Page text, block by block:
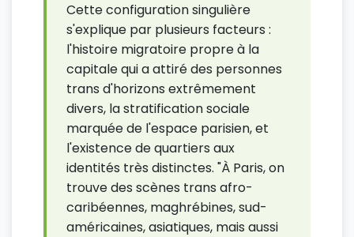
Cette configuration singulière
s'explique par plusieurs facteurs :
l'histoire migratoire propre à la
capitale qui a attiré des personnes
trans d'horizons extrêmement
divers, la stratification sociale
marquée de l'espace parisien, et
l'existence de quartiers aux
identités très distinctes. "À Paris, on
trouve des scènes trans afro-
caribéennes, maghrébines, sud-
américaines, asiatiques, mais aussi